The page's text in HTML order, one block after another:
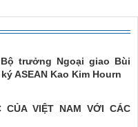
trưởng Ngoại giao Bùi
ASEAN Kao Kim Hourn
CỦA VIỆT NAM VỚI CÁC